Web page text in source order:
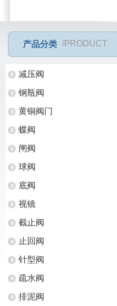
产品分类 /PRODUCT
减压阀
钢瓶阀
黄铜阀门
蝶阀
闸阀
球阀
底阀
视镜
截止阀
止回阀
针型阀
疏水阀
排泥阀